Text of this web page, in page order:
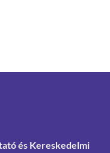
és Kereskedelmi